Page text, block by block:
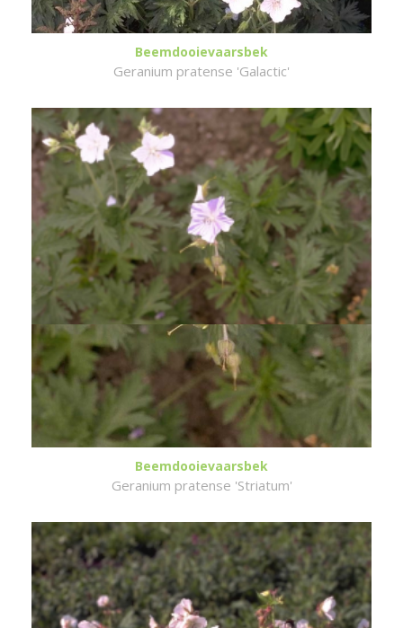
Beemdooievaarsbek
Geranium pratense 'Galactic'
Beemdooievaarsbek
Geranium pratense 'Striatum'